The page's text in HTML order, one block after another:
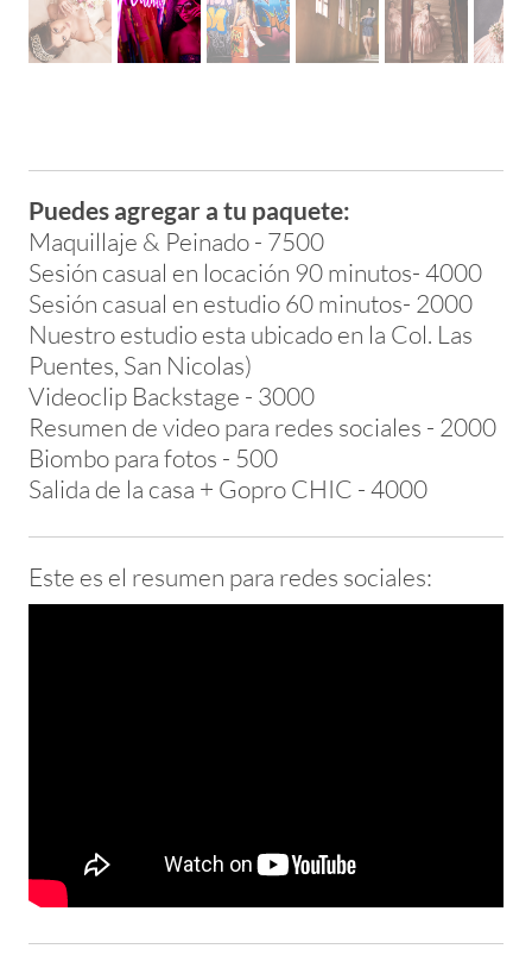
Puedes agregar a tu paquete:
Maquillaje & Peinado - 7500
​Sesión casual en locación 90 minutos- 4000
Sesión casual en estudio 60 minutos- 2000
Nuestro estudio esta ubicado en la Col. Las
Puentes, San Nicolas)
Videoclip Backstage - 3000
Resumen de video para redes sociales - 2000
Biombo para fotos - 500
​Salida de la casa + Gopro CHIC - 4000
Este es el resumen para redes sociales: